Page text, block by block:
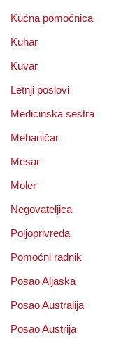
Kućna pomoćnica
Kuhar
Kuvar
Letnji poslovi
Medicinska sestra
Mehaničar
Mesar
Moler
Negovateljica
Poljoprivreda
Pomoćni radnik
Posao Aljaska
Posao Australija
Posao Austrija